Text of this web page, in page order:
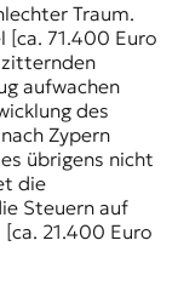
Traum.
[ca. 71.400 Euro
aufwachen
des
Zypern
übrigens nicht
die
Steuern auf
21.400 Euro